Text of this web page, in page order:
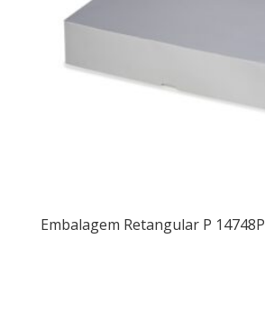
Embalagem Retangular P 14748P